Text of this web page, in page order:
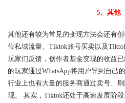
5、其他
其他还有较为常见的变现方法会还有
位私域流量、Tiktok账号买卖以及
玩家们反馈，创作者基金变现的收益
的玩家通过WhatsApp将用户导到自己
行业上也有大量的服务商通过卖号、
现。 其实，Tiktok还处于高速发展阶